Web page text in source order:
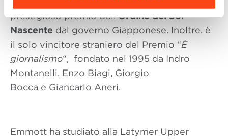
prestigioso premio dell’Ordine del Sol
Nascente dal governo Giapponese. Inoltre, è
il solo vincitore straniero del Premio “È
giornalismo“, fondato nel 1995 da Indro
Montanelli, Enzo Biagi, Giorgio
Bocca e Giancarlo Aneri.
Emmott ha studiato alla Latymer Upper